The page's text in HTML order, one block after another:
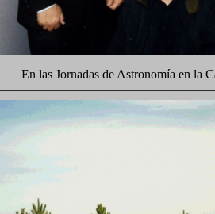
En las Jornadas de Astronomía en la